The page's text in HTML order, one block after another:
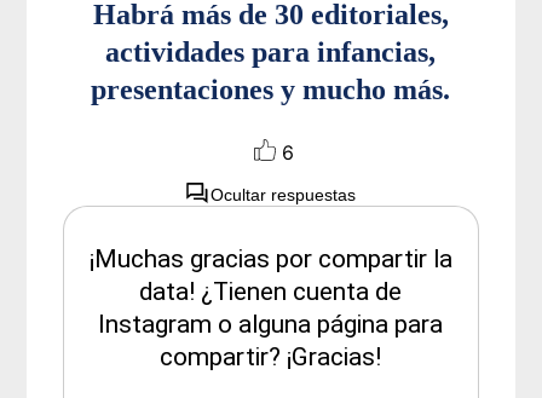
Habrá más de 30 editoriales,
actividades para infancias,
presentaciones y mucho más.
6
Ocultar respuestas
¡Muchas gracias por compartir la
data! ¿Tienen cuenta de
Instagram o alguna página para
compartir? ¡Gracias!